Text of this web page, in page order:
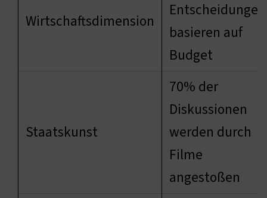
Wirtschaftsdimension
Entscheidungen
basieren auf
Budget
Staatskunst
70% der
Diskussionen
werden durch
Filme
angestoßen